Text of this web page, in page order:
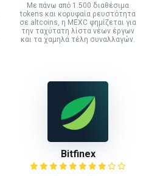
Με πάνω από 1.500 διαθέσιμα
tokens και κορυφαία ρευστότητα
σε altcoins, η MEXC φημίζεται για
την ταχύτατη λίστα νέων έργων
και τα χαμηλά τέλη συναλλαγών.
Bitfinex